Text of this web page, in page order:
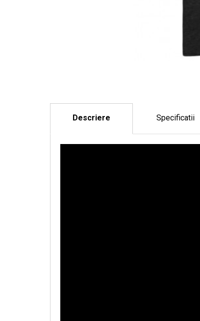
Descriere Specificatii